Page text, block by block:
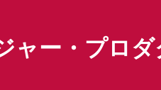
ャー・プロ